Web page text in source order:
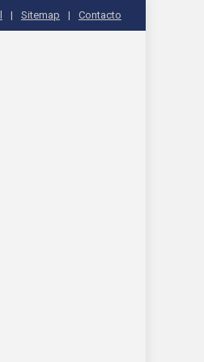
Sitemap Contacto